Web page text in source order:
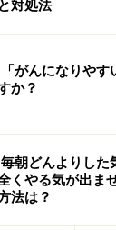
対処法
がんになりやす
か？
朝どんよりした
くやる気が出ま
法は？